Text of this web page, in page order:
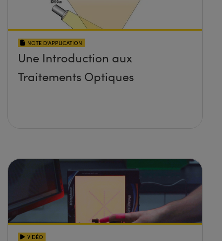
NOTE D’APPLICATION
Une Introduction aux
Traitements Optiques
VIDÉO